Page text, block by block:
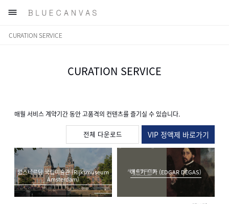

CURATION SERVICE
CURATION SERVICE
매월 서비스 계약기간 동안 고품격의 컨텐츠를 즐기실 수 있습니다.
전체 다운로드 VIP 정액제 바로가기
암스테르담 국립미술관 (Rijksmuseum
Amsterdam)
에드가 드가 (EDGAR DEGAS)